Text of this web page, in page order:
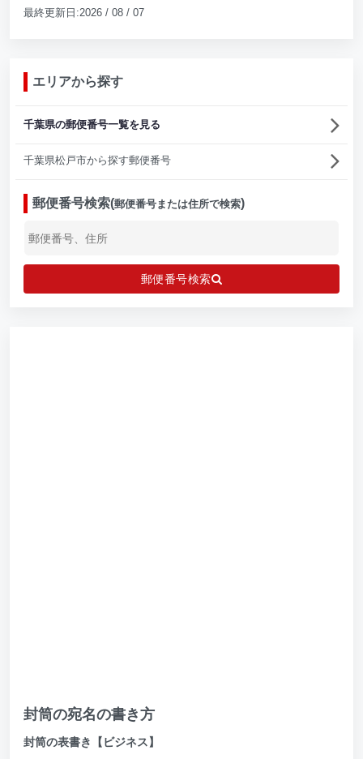
最終更新日:2026 / 08 / 07
エリアから探す
千葉県の郵便番号一覧を見る
千葉県松戸市から探す郵便番号
郵便番号検索(郵便番号または住所で検索)
郵便番号検索
封筒の宛名の書き方
封筒の表書き【ビジネス】